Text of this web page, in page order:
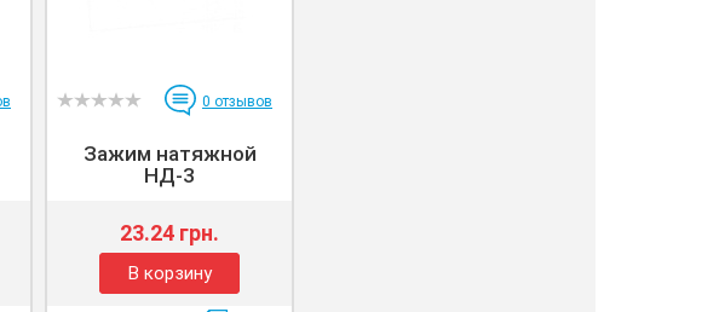
0 отзывов
Зажим натяжной
НД-3
23.24 грн.
В корзину